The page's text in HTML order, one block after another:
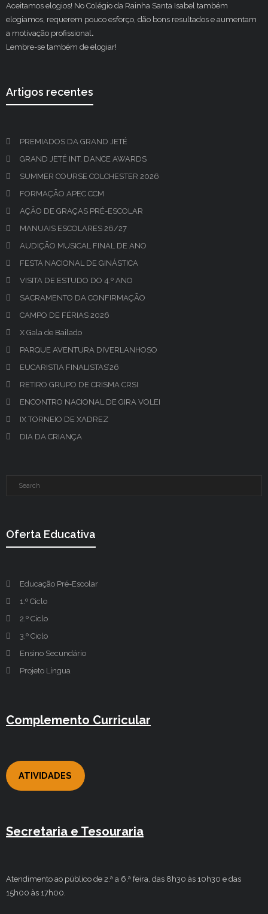
Aceitamos elogios! No Colégio da Rainha Santa Isabel também
elogiamos, requerem pouco esforço, dão bons resultados e aumentam
a motivação profissional.
Lembre-se também de elogiar!
Artigos recentes
PREMIADOS DA GRAND JETÉ
GRAND JETÉ INT. DANCE AWARDS
SUMMER COURSE COLCHESTER 2026
FORMAÇÃO APEC CCM
AÇÃO DE GRAÇAS PRÉ-ESCOLAR
MANUAIS ESCOLARES 26/27
AUDIÇÃO MUSICAL FINAL DE ANO
FESTA NACIONAL DE GINÁSTICA
VISITA DE ESTUDO DO 4.º ANO
SACRAMENTO DA CONFIRMAÇÃO
CAMPO DE FÉRIAS 2026
X Gala de Bailado
PARQUE AVENTURA DIVERLANHOSO
EUCARISTIA FINALISTAS’26
RETIRO GRUPO DE CRISMA CRSI
ENCONTRO NACIONAL DE GIRA VOLEI
IX TORNEIO DE XADREZ
DIA DA CRIANÇA
Oferta Educativa
Educação Pré-Escolar
1.º Ciclo
2.º Ciclo
3.º Ciclo
Ensino Secundário
Projeto Língua
Complemento Curricular
ATIVIDADES
Secretaria e Tesouraria
Atendimento ao público de 2.ª a 6.ª feira, das 8h30 às 10h30 e das
15h00 às 17h00.